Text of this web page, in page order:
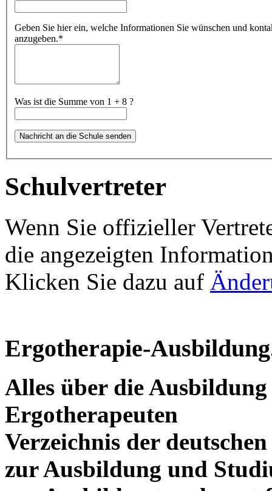
Geben Sie hier ein, welche Informationen Sie wünschen und
anzugeben.*
Was ist die Summe von 1 + 8 ?
Schulvertreter
Wenn Sie offizieller
die angezeigten
Klicken Sie dazu auf
Ergotherapie-
Alles über die
Ergotherapeuten
Verzeichnis der
zur Ausbildung und